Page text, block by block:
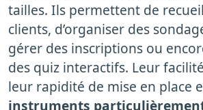
tailles. Ils permettent de
clients, d’organiser des
gérer des inscriptions ou
des quiz interactifs. Leur
leur rapidité de mise en place
instruments